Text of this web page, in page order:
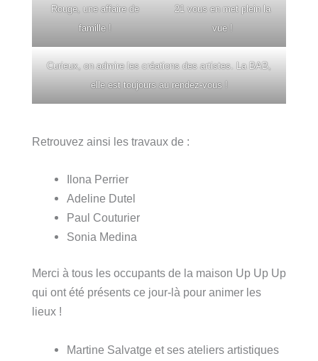
Rouge, une affaire de
famille !
21 vous en met plein la
vue !
Curieux, on admire les créations des artistes. La BAB,
elle est toujours au rendez-vous !
Retrouvez ainsi les travaux de :
Ilona Perrier
Adeline Dutel
Paul Couturier
Sonia Medina
Merci à tous les occupants de la maison Up Up Up
qui ont été présents ce jour-là pour animer les
lieux !
Martine Salvatge et ses ateliers artistiques